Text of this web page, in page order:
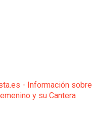
- Información sobre
y su Cantera